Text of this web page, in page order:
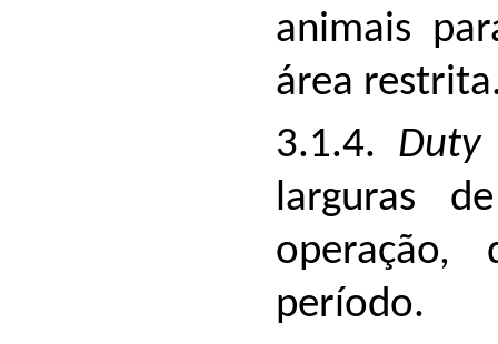
animais
área
3.1.4.
larguras
operação,
período.